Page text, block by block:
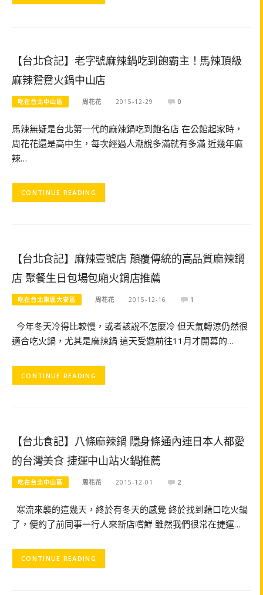
【台北食記】老字號麻辣鍋吃到飽霸主！馬辣頂級
麻辣鴛鴦火鍋中山店
吃在台北中山區 周花花 2015-12-29 0
馬辣無疑是台北第一代的麻辣鍋吃到飽名店 在公館起家時，
周花花還是高中生，每次經過人潮說多滿就有多滿 近幾年麻
辣…
CONTINUE READING
【台北食記】麻辣壹號店 顛覆傳統的高品質麻辣鍋
店 聚餐生日包場包廂火鍋店推薦
吃在台北東區大安區 周花花 2015-12-16 1
今年冬天冷得比較慢，或者該說不怎麼冷 但天氣轉涼仍然很
適合吃火鍋，尤其是麻辣鍋 這天受邀前往11月才開幕的…
CONTINUE READING
【台北食記】八條麻辣鍋 隱身條通內連日本人都愛
的台灣美食 捷運中山站火鍋推薦
吃在台北中山區 周花花 2015-12-01 2
寒流來襲的這幾天，終於有冬天的感覺 終於找到藉口吃火鍋
了，便約了前同事一行人來新店嚐鮮 雖然我們很常在捷運…
CONTINUE READING